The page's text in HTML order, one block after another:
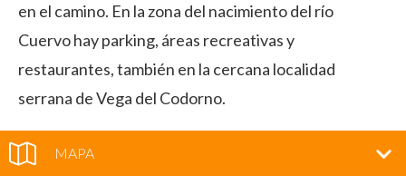
en el camino. En la zona del nacimiento del río
Cuervo hay parking, áreas recreativas y
restaurantes, también en la cercana localidad
serrana de Vega del Codorno.
MAPA